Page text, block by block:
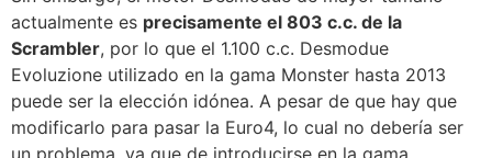
actualmente es precisamente el 803 c.c. de la
Scrambler, por lo que el 1.100 c.c. Desmodue
Evoluzione utilizado en la gama Monster hasta 2013
puede ser la elección idónea. A pesar de que hay que
modificarlo para pasar la Euro4, lo cual no debería ser